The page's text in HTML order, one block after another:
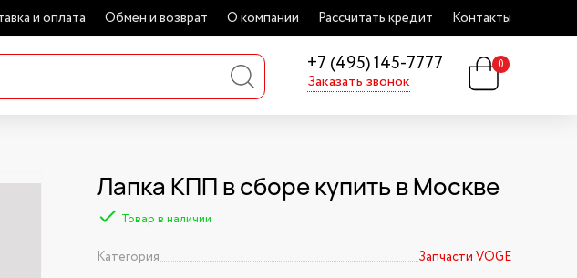
и оплата Обмен и возврат О компании Рассчитать кредит Контакты
+7 (495) 145-7777
Заказать звонок
0
Лапка КПП в сборе купить в Москве
Товар в наличии
Категория
Запчасти VOGE